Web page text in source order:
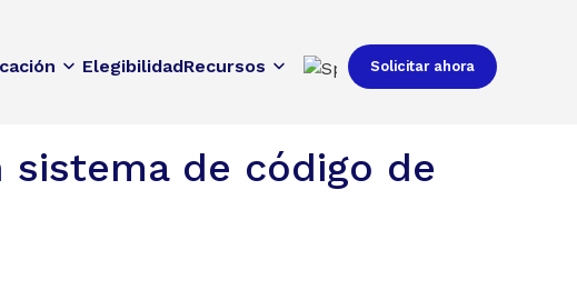
ElegibilidadRecursos Solicitar ahora
sistema de código de